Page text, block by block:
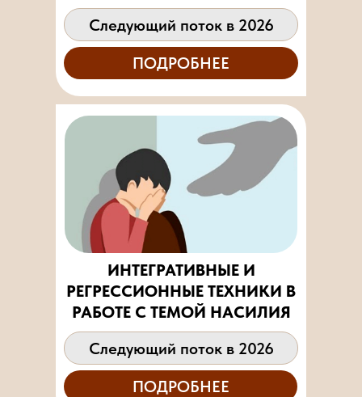
Следующий поток в 2026
ПОДРОБНЕЕ
ИНТЕГРАТИВНЫЕ И
РЕГРЕССИОННЫЕ ТЕХНИКИ В
РАБОТЕ С ТЕМОЙ НАСИЛИЯ
Следующий поток в 2026
ПОДРОБНЕЕ